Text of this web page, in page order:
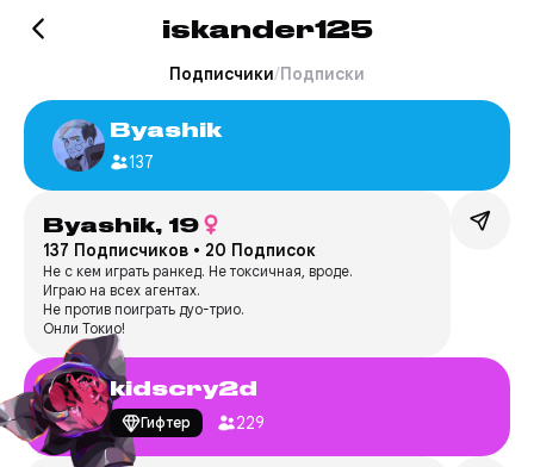
iskander125
Подписчики/Подписки
Byashik
137
Byashik, 19
137 Подписчиков • 20 Подписок
Не с кем играть ранкед. Не токсичная, вроде.
Играю на всех агентах.
Не против поиграть дуо-трио.
Онли Токио!
kidscry2d
Гифтер 229